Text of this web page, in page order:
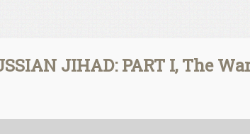
JIHAD: PART I, The